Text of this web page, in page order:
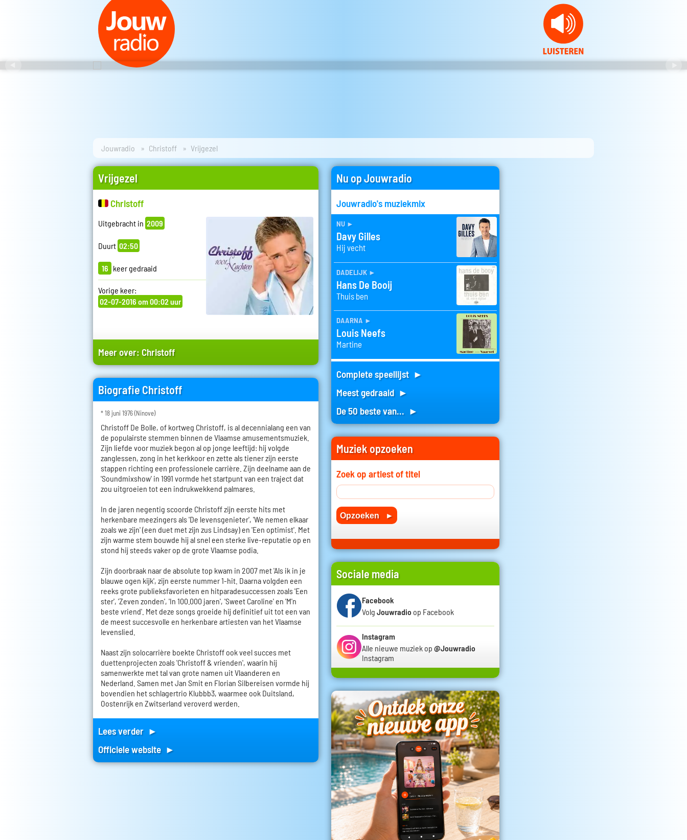
Jouwradio Christoff Vrijgezel
Vrijgezel
Christoff
Uitgebracht in 2009
Duurt 02:50
16 keer gedraaid
Vorige keer:
02-07-2016 om 00:02 uur
Meer over: Christoff
Biografie Christoff
* 18 juni 1976 (Ninove)
Christoff De Bolle, of kortweg Christoff, is al decennialang een van
de populairste stemmen binnen de Vlaamse amusementsmuziek.
Zijn liefde voor muziek begon al op jonge leeftijd: hij volgde
zanglessen, zong in het kerkkoor en zette als tiener zijn eerste
stappen richting een professionele carrière. Zijn deelname aan de
'Soundmixshow' in 1991 vormde het startpunt van een traject dat
zou uitgroeien tot een indrukwekkend palmares.
In de jaren negentig scoorde Christoff zijn eerste hits met
herkenbare meezingers als 'De levensgenieter', 'We nemen elkaar
zoals we zijn' (een duet met zijn zus Lindsay) en 'Een optimist'. Met
zijn warme stem bouwde hij al snel een sterke live-reputatie op en
stond hij steeds vaker op de grote Vlaamse podia.
Zijn doorbraak naar de absolute top kwam in 2007 met 'Als ik in je
blauwe ogen kijk', zijn eerste nummer 1-hit. Daarna volgden een
reeks grote publieksfavorieten en hitparadesuccessen zoals 'Een
ster', 'Zeven zonden', 'In 100.000 jaren', 'Sweet Caroline' en 'M'n
beste vriend'. Met deze songs groeide hij definitief uit tot een van
de meest succesvolle en herkenbare artiesten van het Vlaamse
levenslied.
Naast zijn solocarrière boekte Christoff ook veel succes met
duettenprojecten zoals 'Christoff & vrienden', waarin hij
samenwerkte met tal van grote namen uit Vlaanderen en
Nederland. Samen met Jan Smit en Florian Silbereisen vormde hij
bovendien het schlagertrio Klubbb3, waarmee ook Duitsland,
Oostenrijk en Zwitserland veroverd werden.
Lees verder ►
Officiele website ►
Nu op Jouwradio
Jouwradio's muziekmix
nu ►
Davy Gilles
Hij vecht
dadelijk ►
Hans De Booij
Thuis ben
daarna ►
Louis Neefs
Martine
Complete speellijst ►
Meest gedraaid ►
De 50 beste van... ►
Muziek opzoeken
Zoek op artiest of titel
Sociale media
Facebook
Volg Jouwradio op Facebook
Instagram
Alle nieuwe muziek op @Jouwradio
Instagram